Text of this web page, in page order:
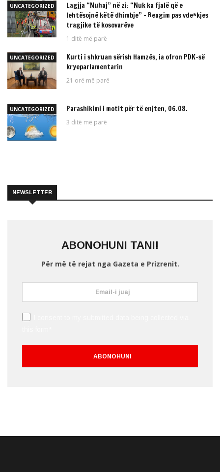
UNCATEGORIZED
Lagjja “Nuhaj” në zi: “Nuk ka fjalë që e
lehtësojnë këtë dhimbje” – Reagim pas vde*kjes
tragjike të kosovarëve
1 ditë më parë
UNCATEGORIZED
Kurti i shkruan sërish Hamzës, ia ofron PDK-së
kryeparlamentarin
21 orë më parë
UNCATEGORIZED Parashikimi i motit për të enjten, 06.08.
3 ditë më parë
NEWSLETTER
ABONOHUNI TANI!
Për më të rejat nga Gazeta e Prizrenit.